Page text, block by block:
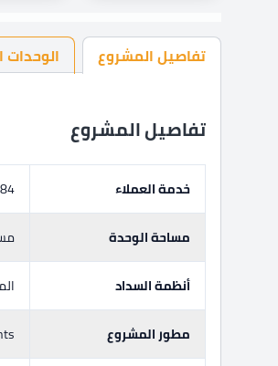
تفاصيل المشروع الوحدات
تفاصيل المشروع
خدمة العملاء
مساحة الوحدة
أنظمة السداد
مطور المشروع